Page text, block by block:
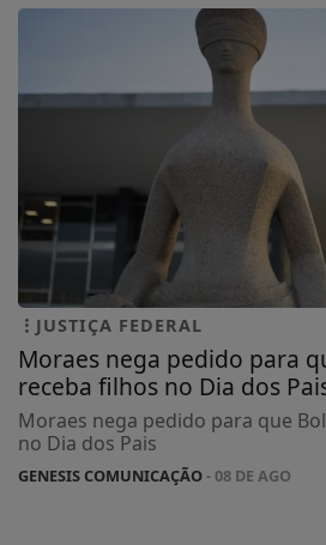
JUSTIÇA FEDERAL
Moraes nega pedido para
receba filhos no Dia dos
Moraes nega pedido para que
no Dia dos Pais
GENESIS COMUNICAÇÃO- 08 DE AGO